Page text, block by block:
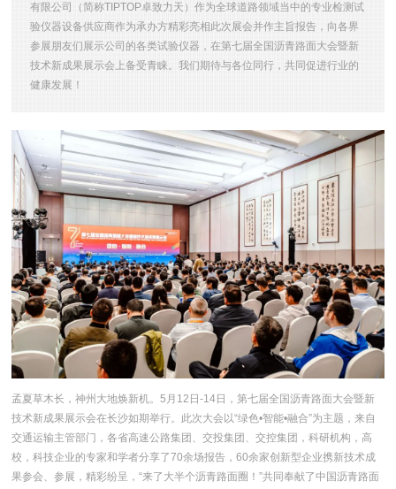
有限公司（简称TIPTOP卓致力天）作为全球道路领域当中的专业检测试
验仪器设备供应商作为承办方精彩亮相此次展会并作主旨报告，向各界
参展朋友们展示公司的各类试验仪器，在第七届全国沥青路面大会暨新
技术新成果展示会上备受青睐。我们期待与各位同行，共同促进行业的
健康发展！
孟夏草木长，神州大地焕新机。5月12日-14日，第七届全国沥青路面大会暨新
技术新成果展示会在长沙如期举行。此次大会以“绿色•智能•融合”为主题，来自
交通运输主管部门，各省高速公路集团、交投集团、交控集团，科研机构，高
校，科技企业的专家和学者分享了70余场报告，60余家创新型企业携新技术成
果参会、参展，精彩纷呈，“来了大半个沥青路面圈！”共同奉献了中国沥青路面